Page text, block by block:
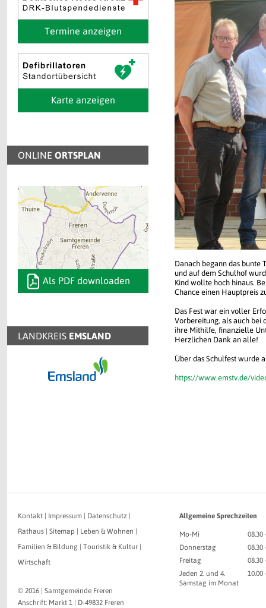
Termine anzeigen
Karte anzeigen
ONLINE ORTSPLAN
Als PDF downloaden
LANDKREIS EMSLAND
Danach begann das bunte
und auf dem Schulhof
Kind wollte hoch hinaus.
Chance einen Hauptpreis
Das Fest war ein voller
Vorbereitung, als auch bei
ihre Mithilfe, finanzielle
Herzlichen Dank an alle!
Über das Schulfest wurde
https://www.emstv.de/
Kontakt Impressum Datenschutz
Rathaus
Sitemap Leben & Wohnen
Familien & Bildung
Touristik & Kultur
Wirtschaft
© 2016 | Samtgemeinde Freren
Anschrift: Markt 1 | D-49832 Freren
Allgemeine Sprechzeiten
Mo-Mi
08.30
Donnerstag
08.30
Freitag
08.30
Jeden 2. und 4.
Samstag im Monat